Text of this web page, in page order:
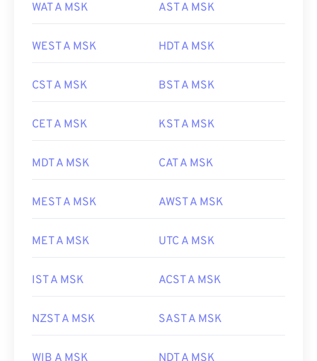
WAT A MSK AST A MSK
WEST A MSK HDT A MSK
CST A MSK BST A MSK
CET A MSK KST A MSK
MDT A MSK CAT A MSK
MEST A MSK AWST A MSK
MET A MSK UTC A MSK
IST A MSK ACST A MSK
NZST A MSK SAST A MSK
WIB A MSK NDT A MSK